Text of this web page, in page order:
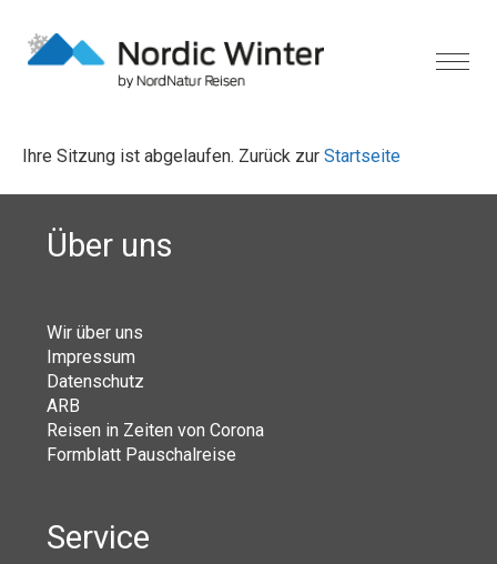
Ihre Sitzung ist abgelaufen. Zurück zur Startseite
Über uns
Wir über uns
Impressum
Datenschutz
ARB
Reisen in Zeiten von Corona
Formblatt Pauschalreise
Service